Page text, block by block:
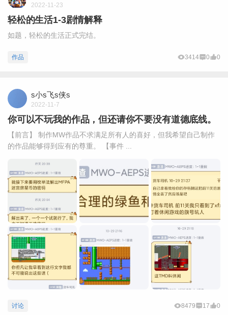
2022-11-23
轻松的生活1-3剧情解释
如题，轻松的生活正式完结。
作品 3414 0 0
s小s飞s侠s
2022-11-7
你可以不玩我的作品，但还请你不要没有道德底线。
【前言】 制作MW作品不求满足所有人的喜好，但我希望自己制作
的作品能够得到应有的尊重。 【事件 ...
讨论 8479 17 0